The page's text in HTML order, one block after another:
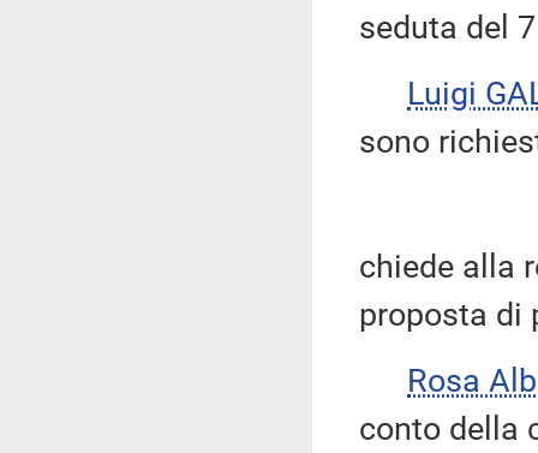
seduta del
Luigi
sono
chiede alla
proposta di
Rosa
conto della